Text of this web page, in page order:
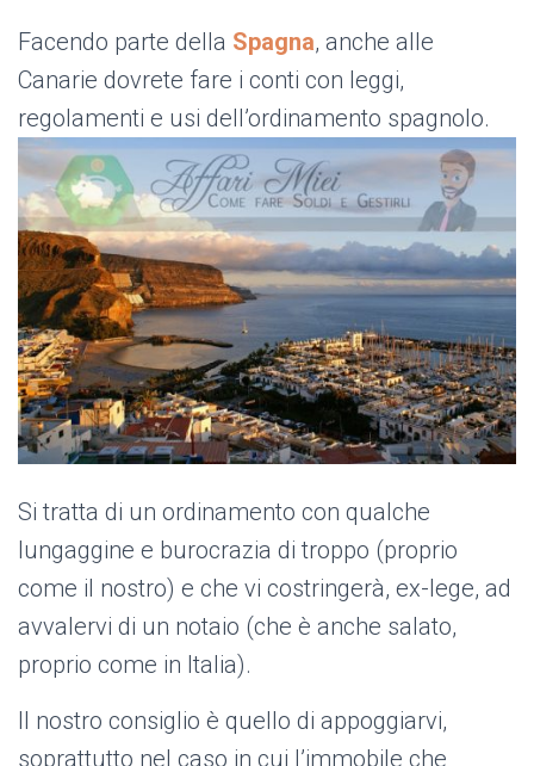
Facendo parte della Spagna, anche alle
Canarie dovrete fare i conti con leggi,
regolamenti e usi dell’ordinamento spagnolo.
Si tratta di un ordinamento con qualche
lungaggine e burocrazia di troppo (proprio
come il nostro) e che vi costringerà, ex-lege, ad
avvalervi di un notaio (che è anche salato,
proprio come in Italia).
Il nostro consiglio è quello di appoggiarvi,
soprattutto nel caso in cui l’immobile che